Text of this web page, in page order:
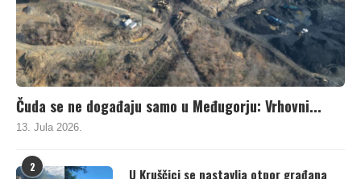
Čuda se ne događaju samo u Međugorju: Vrhovni...
13. Jula 2026.
2
U Kruščici se nastavlja otpor građana